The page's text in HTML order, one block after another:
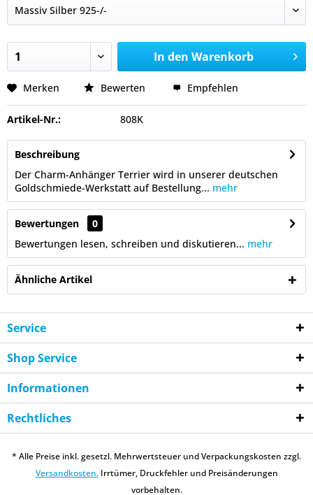
In den Warenkorb
Merken Bewerten Empfehlen
Artikel-Nr.: 808K
Beschreibung
Der Charm-Anhänger Terrier wird in unserer deutschen
Goldschmiede-Werkstatt auf Bestellung... mehr
Bewertungen
0
Bewertungen lesen, schreiben und diskutieren... mehr
Ähnliche Artikel
Service
Shop Service
Informationen
Rechtliches
* Alle Preise inkl. gesetzl. Mehrwertsteuer und Verpackungskosten zzgl.
Versandkosten.Irrtümer, Druckfehler und Preisänderungen
vorbehalten.